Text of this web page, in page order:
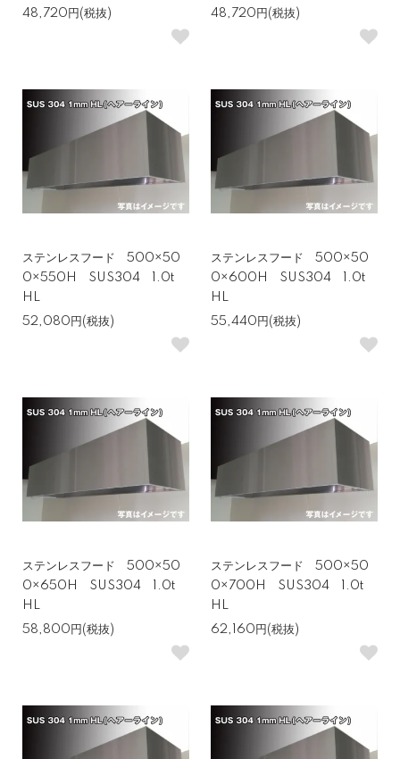
48,720円(税抜)
48,720円(税抜)
ステンレスフード 500×50
0×550H SUS304 1.0t
HL
52,080円(税抜)
ステンレスフード 500×50
0×600H SUS304 1.0t
HL
55,440円(税抜)
ステンレスフード 500×50
0×650H SUS304 1.0t
HL
58,800円(税抜)
ステンレスフード 500×50
0×700H SUS304 1.0t
HL
62,160円(税抜)